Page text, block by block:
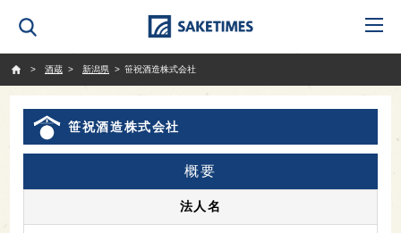
酒蔵
新潟県 笹祝酒造株式会社
笹祝酒造株式会社
概要
法人名